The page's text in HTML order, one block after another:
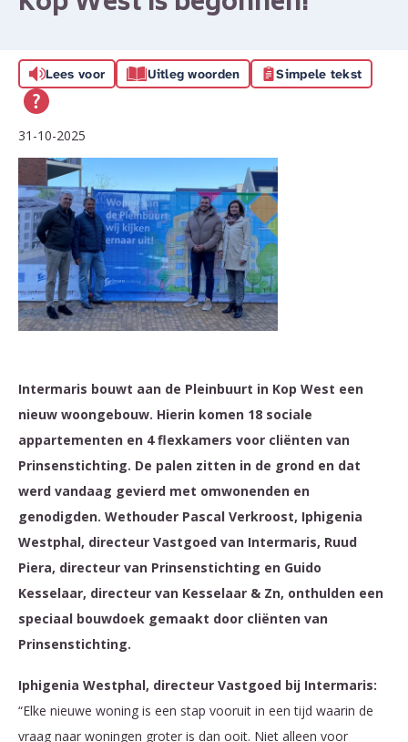
Lees voor Uitleg woorden Simpele tekst
31-10-2025
Intermaris bouwt aan de Pleinbuurt in Kop West een
nieuw woongebouw. Hierin komen 18 sociale
appartementen en 4 flexkamers voor cliënten van
Prinsenstichting. De palen zitten in de grond en dat
werd vandaag gevierd met omwonenden en
genodigden. Wethouder Pascal Verkroost, Iphigenia
Westphal, directeur Vastgoed van Intermaris, Ruud
Piera, directeur van Prinsenstichting en Guido
Kesselaar, directeur van Kesselaar & Zn, onthulden een
speciaal bouwdoek gemaakt door cliënten van
Prinsenstichting.
Iphigenia Westphal, directeur Vastgoed bij Intermaris:
“Elke nieuwe woning is een stap vooruit in een tijd waarin de
vraag naar woningen groter is dan ooit. Niet alleen voor